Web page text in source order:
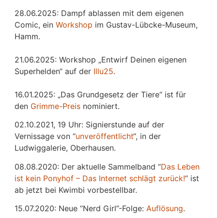
28.06.2025: Dampf ablassen mit dem eigenen
Comic, ein Workshop im Gustav-Lübcke-Museum,
Hamm.
21.06.2025: Workshop „Entwirf Deinen eigenen
Superhelden“ auf der Illu25.
16.01.2025: „Das Grundgesetz der Tiere“ ist für
den Grimme-Preis nominiert.
02.10.2021, 19 Uhr: Signierstunde auf der
Vernissage von “unveröffentlicht“, in der
Ludwiggalerie, Oberhausen.
08.08.2020: Der aktuelle Sammelband “Das Leben
ist kein Ponyhof – Das Internet schlägt zurück!” ist
ab jetzt bei Kwimbi vorbestellbar.
15.07.2020: Neue “Nerd Girl”-Folge: Auflösung.